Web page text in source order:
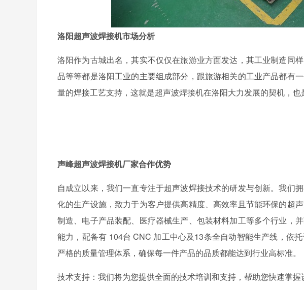
洛阳超声波焊接机市场分析
洛阳作为古城出名，其实不仅仅在旅游业方面发达，其工业制造同
品等等都是洛阳工业的主要组成部分，跟旅游相关的工业产品都有
量的焊接工艺支持，这就是超声波焊接机在洛阳大力发展的契机，也
声峰超声波焊接机厂家合作优势
自成立以来，我们一直专注于超声波焊接技术的研发与创新。我们
化的生产设施，致力于为客户提供高精度、高效率且节能环保的超
制造、电子产品装配、医疗器械生产、包装材料加工等多个行业，
能力，配备有 104台 CNC 加工中心及13条全自动智能生产线，依
严格的质量管理体系，确保每一件产品的品质都能达到行业高标准。
技术支持：我们将为您提供全面的技术培训和支持，帮助您快速掌握